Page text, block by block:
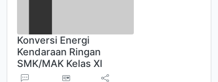
Konversi Energi
Kendaraan Ringan
SMK/MAK Kelas XI